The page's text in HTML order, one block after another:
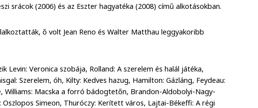
srácok (2006) és az Eszter hagyatéka (2008) című alkotásokban.
ő volt Jean Reno és Walter Matthau leggyakoribb
Levin: Veronica szobája, Rolland: A szerelem és halál játéka,
Szerelem, óh, Kilty: Kedves hazug, Hamilton: Gázláng, Feydeau:
Williams: Macska a forró bádogtetőn, Brandon-Aldobolyi-Nagy-
Oszlopos Simeon, Thuróczy: Kerített város, Lajtai-Békeffi: A régi